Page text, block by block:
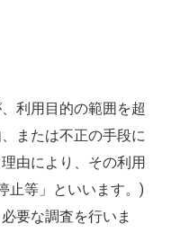
利用目的の範囲を超
または不正の手段に
由により、その利用
止等」といいます。)
要な調査を行いま